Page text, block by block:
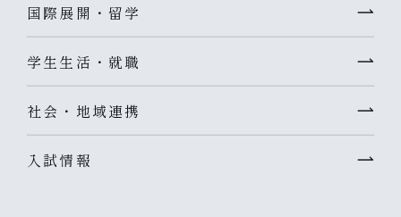
国際展開・留学
学生生活・就職
社会・地域連携
入試情報